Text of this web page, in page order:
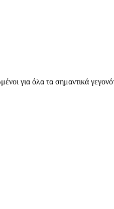
για όλα τα σημαντικά